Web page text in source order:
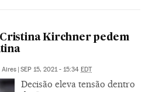
Kirchner pedem
Aires | SEP 15, 2021 - 15:34 EDT
Decisão eleva tensão dentro